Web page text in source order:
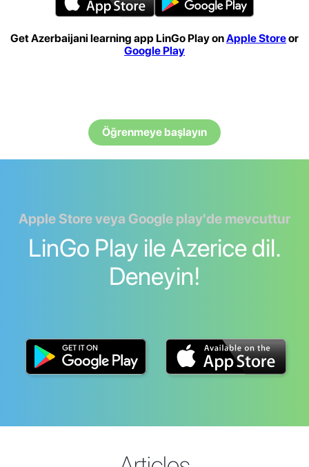
Get Azerbaijani learning app LinGo Play onApple Storeor
Google Play
Öğrenmeye başlayın
Apple Store veya Google play'de mevcuttur
LinGo Play ile Azerice dil.
Deneyin!